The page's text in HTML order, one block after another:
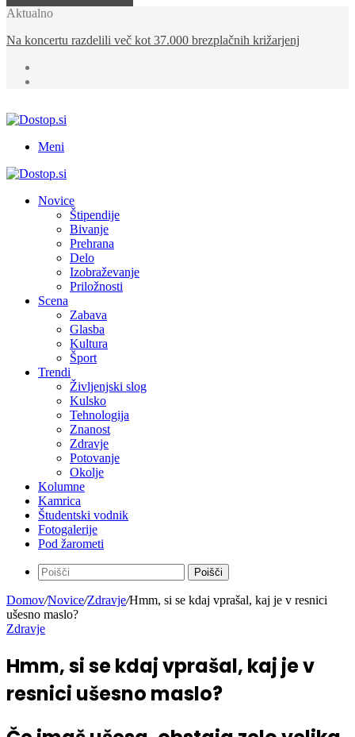
Aktualno
Na Kope prihaja KKŠ Summer Fest z več kot 15 glasbenimi
Novice
Štipendije
Bivanje
Prehrana
Delo
Izobraževanje
Scena
Zabava
Glasba
Kultura
Trendi
Življenjski slog
Kulsko
Tehnologija
Znanost
Zdravje
Potovanje
Okolje
Kolumne
Kamrica
Študentski vodnik
Fotogalerije
Domov/Novice
ušesno maslo?
Hmm, si se kdaj vprašal, kaj je v
resnici ušesno maslo?